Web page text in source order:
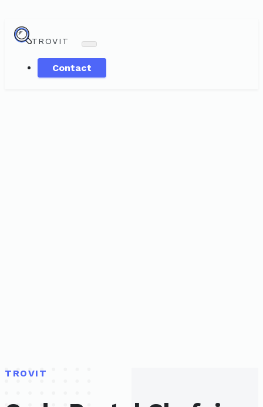
TROVIT
Contact
TROVIT